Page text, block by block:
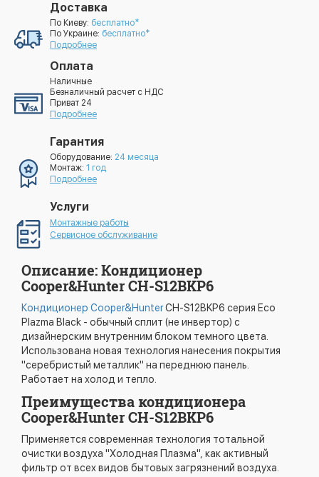
Доставка
По Киеву: бесплатно*
По Украине: бесплатно*
Подробнее
Оплата
Наличные
Безналичный расчет с НДС
Приват 24
Подробнее
Гарантия
Оборудование: 24 месяца
Монтаж: 1 год
Подробнее
Услуги
Монтажные работы
Сервисное обслуживание
Описание: Кондиционер
Cooper&Hunter CH-S12BKP6
Кондиционер Cooper&HunterCH-S12BKP6 cерия Eco
Plazma Black - обычный сплит (не инвертор) с
дизайнерским внутренним блоком темного цвета.
Использована новая технология нанесения покрытия
"серебристый металлик" на переднюю панель.
Работает на холод и тепло.
Преимущества кондиционера
Cooper&Hunter CH-S12BKP6
Применяется современная технология тотальной
очистки воздуха "Холодная Плазма", как активный
фильтр от всех видов бытовых загрязнений воздуха.